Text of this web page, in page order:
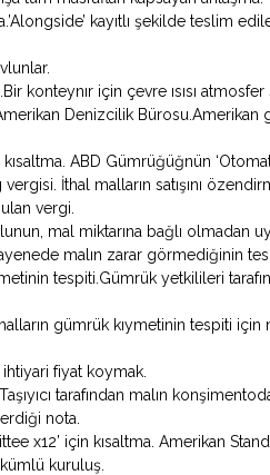
kayıtlı şekilde teslim
konteynır için çevre ısısı atmosfer
Denizcilik
ABD Gümrüğüğnün
İthal malların satışını
vergi.
mal miktarına bağlı olmadan
malın zarar görmediğinin
tespiti.Gümrük yetkilileri
gümrük kıymetinin tespiti için
fiyat koymak.
tarafından malın
nota.
x12’ için kısaltma. Amerikan
kuruluş.